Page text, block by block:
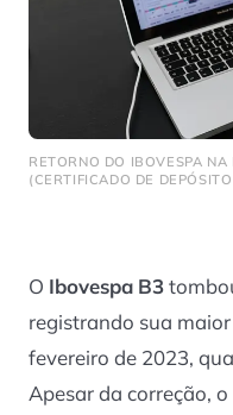
RETORNO DO IBOVESPA
(CERTIFICADO DE
O Ibovespa B3
registrando sua
fevereiro de 2023,
Apesar da correção,